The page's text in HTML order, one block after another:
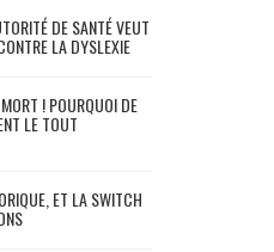
DE SANTÉ VEUT
LA DYSLEXIE
! POURQUOI DE
LE TOUT
ET LA SWITCH